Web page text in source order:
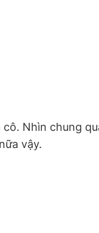
Nhìn chung
vậy.